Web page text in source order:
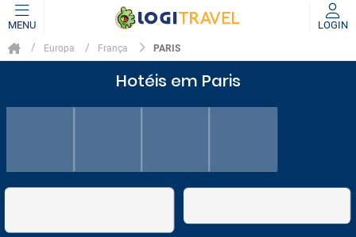
MENU LOGIN
Europa França PARIS
Hotéis em Paris